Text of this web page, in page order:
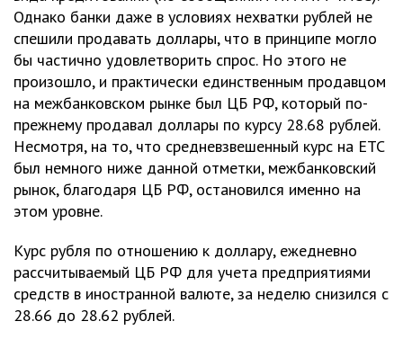
Однако банки даже в условиях нехватки рублей не
спешили продавать доллары, что в принципе могло
бы частично удовлетворить спрос. Но этого не
произошло, и практически единственным продавцом
на межбанковском рынке был ЦБ РФ, который по-
прежнему продавал доллары по курсу 28.68 рублей.
Несмотря, на то, что средневзвешенный курс на ЕТС
был немного ниже данной отметки, межбанковский
рынок, благодаря ЦБ РФ, остановился именно на
этом уровне.
Курс рубля по отношению к доллару, ежедневно
рассчитываемый ЦБ РФ для учета предприятиями
средств в иностранной валюте, за неделю снизился с
28.66 до 28.62 рублей.